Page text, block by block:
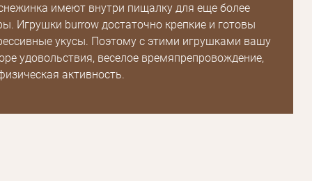
имеют внутри пищалку для еще более
Игрушки burrow достаточно крепкие и готовы
укусы. Поэтому с этими игрушками вашу
удовольствия, веселое времяпрепровождение,
активность.